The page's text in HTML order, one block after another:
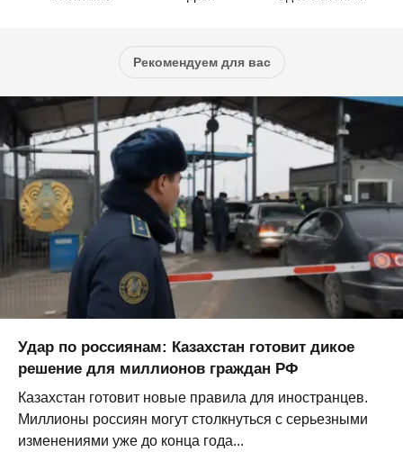
Рекомендуем для вас
Удар по россиянам: Казахстан готовит дикое
решение для миллионов граждан РФ
Казахстан готовит новые правила для иностранцев.
Миллионы россиян могут столкнуться с серьезными
изменениями уже до конца года...